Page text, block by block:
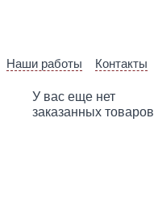
Наши работы Контакты
У вас еще нет
заказанных товаров